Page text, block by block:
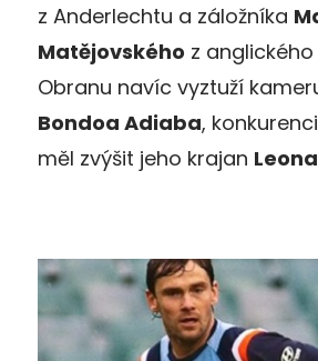
z Anderlechtu a záložníka
Matějovského z
Obranu navíc vyztuží
Bondoa Adiaba,
měl zvýšit jeho krajan